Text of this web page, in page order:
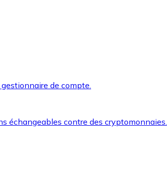
de compte.
échangeables contre des cryptomonnaies.